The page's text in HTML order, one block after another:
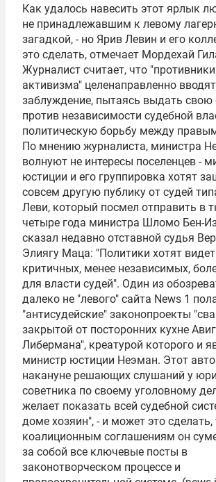
Как удалось навесить этот ярлык
не принадлежавшим к левому
загадкой, - но Ярив Левин и его
это сделать, отмечает Мордехай
Журналист считает, что
активизма" целенаправленно
заблуждение, пытаясь выдать свою
против независимости судебной
политическую борьбу между
По мнению журналиста, министра
волнуют не интересы поселенцев -
юстиции и его группировка хотят
совсем другую публику от судей
Леви, который посмел отправить в
четыре года министра Шломо Бен-
сказал недавно отставной судья
Элиягу Маца: "Политики хотят
критичных, менее независимых,
для власти судей". Один из
далеко не "левого" сайта News 1
"антисудейские" законопроекты
закрытой от посторонних кухне
Либермана", креатурой которого и
министр юстиции Неэман. Этот
накануне решающих слушаний у
советника по своему уголовному
желает показать всей судебной
доме хозяин", - и может это сделать,
коалиционным соглашениям он
за собой все ключевые посты в
законотворческом процессе и